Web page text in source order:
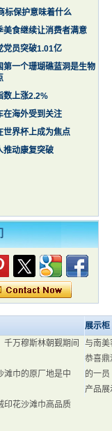
标保护意味着什么
美食继续让消费者满意
党员突破1.01亿
第一个珊瑚礁蓝洞是生物
数上涨2.2%
在海外受到关注
世界杯上成为焦点
推动康复突破
千万穆斯林朝觐期间
滩巾的原厂地是中
印花沙滩巾高品质
展示柜
与南美
恭喜鼎
的一员
产品展